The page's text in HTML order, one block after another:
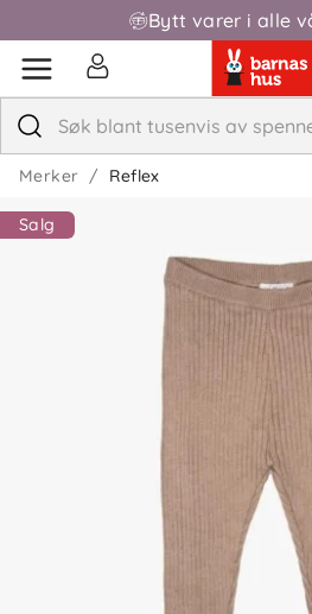
Bytt varer i alle
Merker Reflex
Salg